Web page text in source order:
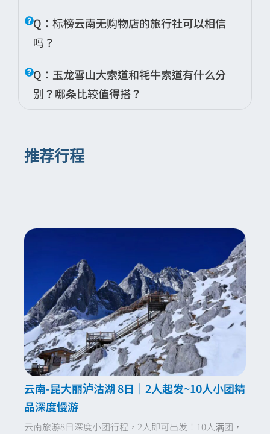
机、合格旅游车辆、主要景区门票、全程住宿
（含每日早餐）、洱海湖畔下午茶体验，以及
旅游保险（旅行社责任险＋车辆座位险＋意外
全程不进任何购物店，若有违约赔偿
CNY 5,000，以合约保障旅客权益。
香港与澳门居民持回乡证直接入境；台湾旅客
持台胞证入境，均无需另外办理签证。
免签政策依中国政府公告为准，部分设有期
限，建议出发前向中国驻当地使领馆确认最新
质参差不齐，车辆是否合格、司机是否熟悉高
原路况都难以事先确认，部分旅客曾遭遇临时
涨价、绕路或被带往购物店的情况。从大理到
泸沽湖海拔逐步升至2,700公尺，高原路段对
驾驶经验要求较高，安全风险不容忽视。此
外，玉龙雪山缆车票与印象丽江秀等热门票券
跟团费用虽略高于自由行的最低估算，但已包
澳台及海外旅客而言整体性价比更高。
的水性杨花，则建议选择6月至9月前往。另外
如预算与假期有限，12月至2月淡季的云南旅
游费用最低，机票与住宿均有折扣，人潮也相
对较少。
A：中国国旅（CITS）云南小团最少两人即可
成团，每团上限10人，全程保证零购物站，适
合追求弹性与私密感的小型旅游。如需独立包
团，可直接联络顾问安排。
Q：标榜云南无购物店的旅行社可以相信
吗？
A：「零购物」的承诺是否可信，关键在于是
否有合约保障与官方监督，而不是口头声明。
建议出发前确认以下两点。
保证不具法律效力，必须白纸黑字写进合约。
中国国旅（CITS）的云南行程合约中明确载明
全程不进任何购物店，违约赔偿人民币5,000
元，并依法向主管机关申报，受文旅局监督。
选择有合约保障、有官方备案的旅行社，才是
保护自己权益最可靠的方式
Q：玉龙雪山大索道和牦牛索道有什么分
别？哪条比较值得搭？
大索道（冰川公园索道）是玉龙雪山最具代表
部分旅客可能感到轻微高原不适，建议放慢脚
牦牛索道终点海拔约3,356公尺，登顶后可俯
瞰丽江坝子全景与云海，适合不想挑战高海拔
但仍想欣赏雪山全景的旅客，票价相对较低，
现场等候时间也比大索道短。
如果只能选一条，建议优先选择大索道，体验
冰川景观是玉龙雪山最核心的旅游亮点。若时
间与体力允许，两条索道各有不同视角，搭配
游览效果最佳。
推荐行程
云南-昆大丽泸沽湖 8日｜2人起发~10人小团精
品深度慢游
云南旅游8日深度小团行程，2人即可出发！10人满团，